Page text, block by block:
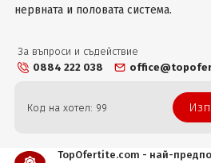
нервната и половата система.
За въпроси и съдействие
0884 222 038
Код на хотел: 99
TopOfertite.com - най-